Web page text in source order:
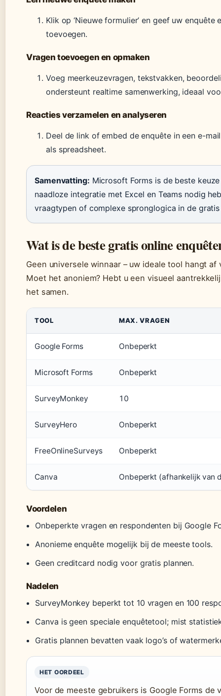
Klik op ‘Nieuwe formulier’ en geef uw
toevoegen.
Vragen toevoegen en opmaken
Voeg meerkeuzevragen, tekstvakken,
ondersteunt realtime samenwerking, ideaal
Reacties verzamelen en analyseren
Deel de link of embed de enquête in een e-
als spreadsheet.
Samenvatting: Microsoft Forms is de beste
naadloze integratie met Excel en Teams nodig
vraagtypen of complexe spronglogica in de gratis
Wat is de beste gratis online
Geen universele winnaar – uw ideale tool hangt
Moet het anoniem? Hebt u een visueel
het samen.
TOOL MAX. VRAGEN
Google Forms Onbeperkt
Microsoft Forms Onbeperkt
SurveyMonkey 10
SurveyHero Onbeperkt
FreeOnlineSurveys Onbeperkt
Canva Onbeperkt (afhankelijk van
Voordelen
Onbeperkte vragen en respondenten bij Google
Anonieme enquête mogelijk bij de meeste tools.
Geen creditcard nodig voor gratis plannen.
Nadelen
SurveyMonkey beperkt tot 10 vragen en 100
Canva is geen speciale enquêtetool; mist
Gratis plannen bevatten vaak logo’s of
HET OORDEEL
Voor de meeste gebruikers is Google Forms